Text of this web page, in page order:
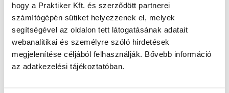
hogy a Praktiker Kft. és szerződött partnerei
számítógépén sütiket helyezzenek el, melyek
segítségével az oldalon tett látogatásának adatait
webanalitikai és személyre szóló hirdetések
megjelenítése céljából felhasználják. Bővebb információ
az adatkezelési tájékoztatóban.